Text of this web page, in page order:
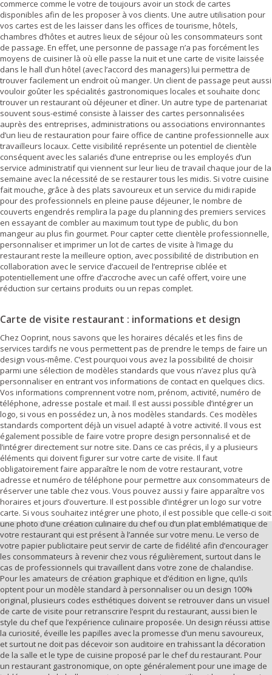
commerce comme le votre de toujours avoir un stock de cartes
disponibles afin de les proposer à vos clients. Une autre utilisation pour
vos cartes est de les laisser dans les offices de tourisme, hôtels,
chambres d’hôtes et autres lieux de séjour où les consommateurs sont
de passage. En effet, une personne de passage n’a pas forcément les
moyens de cuisiner là où elle passe la nuit et une carte de visite laissée
dans le hall d’un hôtel (avec l’accord des managers) lui permettra de
trouver facilement un endroit où manger. Un client de passage peut aussi
vouloir goûter les spécialités gastronomiques locales et souhaite donc
trouver un restaurant où déjeuner et dîner. Un autre type de partenariat
souvent sous-estimé consiste à laisser des cartes personnalisées
auprès des entreprises, administrations ou associations environnantes
d’un lieu de restauration pour faire office de cantine professionnelle aux
travailleurs locaux. Cette visibilité représente un potentiel de clientèle
conséquent avec les salariés d’une entreprise ou les employés d’un
service administratif qui viennent sur leur lieu de travail chaque jour de la
semaine avec la nécessité de se restaurer tous les midis. Si votre cuisine
fait mouche, grâce à des plats savoureux et un service du midi rapide
pour des professionnels en pleine pause déjeuner, le nombre de
couverts engendrés remplira la page du planning des premiers services
en essayant de combler au maximum tout type de public, du bon
mangeur au plus fin gourmet. Pour capter cette clientèle professionnelle,
personnaliser et imprimer un lot de cartes de visite à l’image du
restaurant reste la meilleure option, avec possibilité de distribution en
collaboration avec le service d’accueil de l’entreprise ciblée et
potentiellement une offre d’accroche avec un café offert, voire une
réduction sur certains produits ou un repas complet.
Carte de visite restaurant : informations et design
Chez Ooprint, nous savons que les horaires décalés et les fins de
services tardifs ne vous permettent pas de prendre le temps de faire un
design vous-même. C’est pourquoi vous avez la possibilité de choisir
parmi une sélection de modèles standards que vous n’avez plus qu’à
personnaliser en entrant vos informations de contact en quelques clics.
Vos informations comprennent votre nom, prénom, activité, numéro de
téléphone, adresse postale et mail. Il est aussi possible d’intégrer un
logo, si vous en possédez un, à nos modèles standards. Ces modèles
standards comportent déjà un visuel adapté à votre activité. Il vous est
également possible de faire votre propre design personnalisé et de
l’intégrer directement sur notre site. Dans ce cas précis, il y a plusieurs
éléments qui doivent figurer sur votre carte de visite. Il faut
obligatoirement faire apparaître le nom de votre restaurant, votre
adresse et numéro de téléphone pour permettre aux consommateurs de
réserver une table chez vous. Vous pouvez aussi y faire apparaître vos
horaires et jours d’ouverture. Il est possible d’intégrer un logo sur votre
carte. Si vous souhaitez intégrer une photo, il est possible que celle-ci soit
une photo d’une création culinaire du chef ou d’un plat emblématique de
votre restaurant qui est présent à l’année sur votre menu. Le verso de
votre papier publicitaire peut servir de carte de fidélité afin d’encourager
les consommateurs à revenir chez vous régulièrement, surtout dans le
cas de professionnels qui travaillent dans votre zone de chalandise.
Pour les amateurs de création graphique et d’édition en ligne, qu’ils
optent pour un modèle standard à personnaliser ou un design 100%
original, plusieurs codes esthétiques doivent se retrouver dans un visuel
de carte de visite pour retranscrire l’esprit du restaurant, aussi bien le
style du chef que l’expérience culinaire proposée. Un design réussi attise
la curiosité, éveille les papilles avec la promesse d’un menu savoureux,
et surtout ne doit pas décevoir son auditoire en trahissant la décoration
de la salle et le type de cuisine proposé par le chef du restaurant. Pour
un restaurant gastronomique, on opte généralement pour une image de